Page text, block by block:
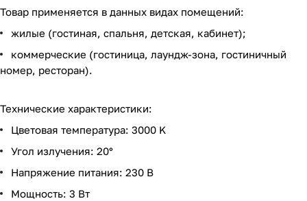
Товар применяется в данных видах помещений:
жилые (гостиная, спальня, детская, кабинет);
коммерческие (гостиница, лаундж-зона, гостиничный
номер, ресторан).
Технические характеристики:
Цветовая температура: 3000 K
Угол излучения: 20°
Напряжение питания: 230 В
Мощность: 3 Вт